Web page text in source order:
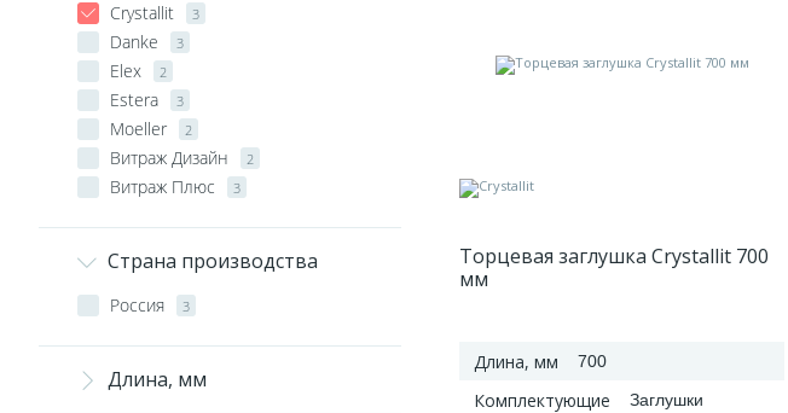
Crystallit 3
Danke 3
Elex 2
Estera 3
Moeller 2
Витраж Дизайн 2
Витраж Плюс 3
Страна производства
Россия 3
Длина, мм
Торцевая заглушка Crystallit 700
мм
Длина, мм 700
Комплектующие Заглушки